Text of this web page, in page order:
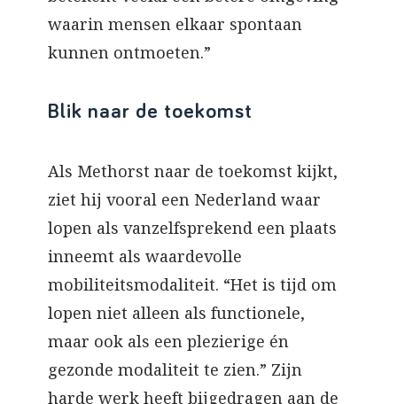
waarin mensen elkaar spontaan
kunnen ontmoeten.”
Blik naar de toekomst
Als Methorst naar de toekomst kijkt,
ziet hij vooral een Nederland waar
lopen als vanzelfsprekend een plaats
inneemt als waardevolle
mobiliteitsmodaliteit. “Het is tijd om
lopen niet alleen als functionele,
maar ook als een plezierige én
gezonde modaliteit te zien.” Zijn
harde werk heeft bijgedragen aan de